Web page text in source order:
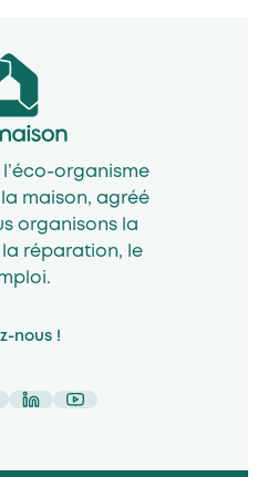
organisme
la maison, agréé
organisons la
réparation, le
nous !
LinkedIn
YouTube